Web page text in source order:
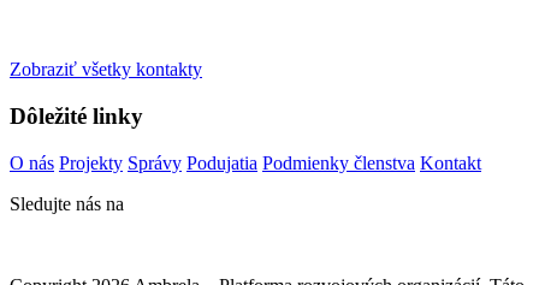
Zobraziť všetky kontakty
Dôležité linky
O nás Projekty Správy Podujatia Podmienky členstva Kontakt
Sledujte nás na